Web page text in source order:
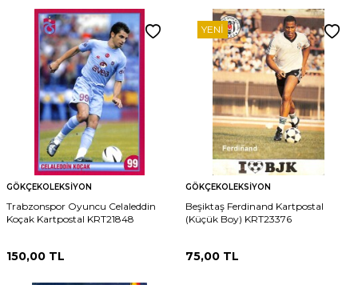
GÖKÇEKOLEKSIYON
Trabzonspor Oyuncu Celaleddin
Koçak Kartpostal KRT21848
150,00 TL
YENI
GÖKÇEKOLEKSIYON
Beşiktaş Ferdinand Kartpostal
(Küçük Boy) KRT23376
75,00 TL